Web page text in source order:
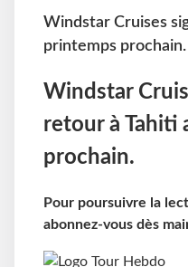
Windstar Cruises
printemps prochain.
Windstar
retour à Tahiti
prochain.
Pour poursuivre la
abonnez-vous dès